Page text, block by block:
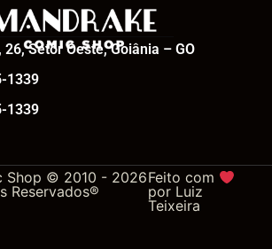
26, Setor Oeste, Goiânia – GO
1339
1339
Shop © 2010 - 2026
Reservados®
Feito com
por Luiz
Teixeira